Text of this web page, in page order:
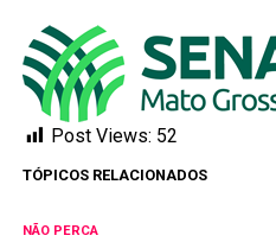
Post Views: 52
TÓPICOS RELACIONADOS
NÃO PERCA